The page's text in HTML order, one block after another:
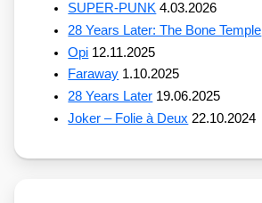
SUPER-PUNK 4.03.2026
28 Years Later: The Bone Temple
Opi 12.11.2025
Faraway 1.10.2025
28 Years Later 19.06.2025
Joker – Folie à Deux 22.10.2024